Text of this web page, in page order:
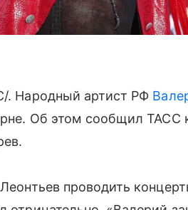
Народный артист РФ
Об этом сообщил ТАСС
проводить